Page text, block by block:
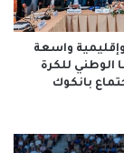
واسعة
الوطني للكرة
بانكوك